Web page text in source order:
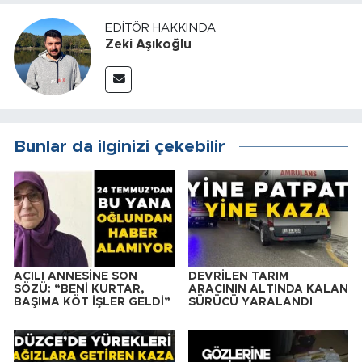
EDITÖR HAKKINDA
Zeki Aşıkoğlu
Bunlar da ilginizi çekebilir
ACILI ANNESİNE SON
SÖZÜ: “BENİ KURTAR,
BAŞIMA KÖT İŞLER GELDİ”
DEVRİLEN TARIM
ARACININ ALTINDA KALAN
SÜRÜCÜ YARALANDI